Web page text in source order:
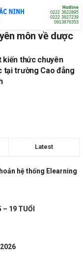
Hotline
0222 3822895
0222 3827239
0913876353
môn về dược
kiến thức chuyên
tại trường Cao đẳng
Latest
hệ thống Elearning
– 19 TUỔI